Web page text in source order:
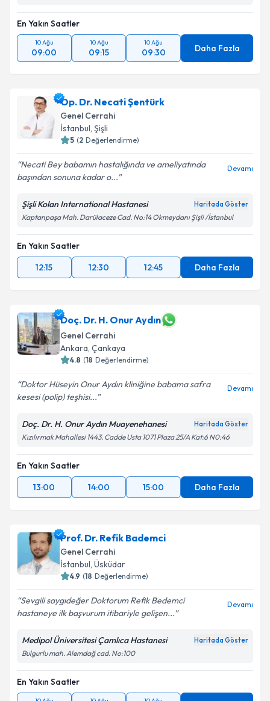
En Yakın Saatler
10 Ağu
09:00
10 Ağu
09:15
10 Ağu
09:30 Daha Fazla
Op. Dr. Necati Şentürk
Genel Cerrahi
İstanbul, Şişli
5 (2 Değerlendirme)
Necati Bey babamın hastalığında ve ameliyatında
başından sonuna kadar o...
Devamı
Şişli Kolan International Hastanesi Haritada Göster
Kaptanpaşa Mah. Darülaceze Cad. No:14 Okmeydanı Şişli /İstanbul
En Yakın Saatler
12:15
12:30 12:45 Daha Fazla
Doç. Dr. H. Onur Aydın
Genel Cerrahi
Ankara, Çankaya
4.8 (18 Değerlendirme)
Doktor Hüseyin Onur Aydın kliniğine babama safra
kesesi (polip) teşhisi...
Devamı
Doç. Dr. H. Onur Aydın Muayenehanesi Haritada Göster
Kızılırmak Mahallesi 1443. Cadde Usta 1071 Plaza 25/A Kat:6 N0:46
En Yakın Saatler
13:00
14:00 15:00 Daha Fazla
Prof. Dr. Refik Bademci
Genel Cerrahi
İstanbul, Üsküdar
4.9 (18 Değerlendirme)
Sevgili saygıdeğer Doktorum Refik Bedemci
hastaneye ilk başvurum itibariyle gelişen...
Devamı
Medipol Üniversitesi Çamlıca Hastanesi Haritada Göster
Bulgurlu mah. Alemdağ cad. No:100
En Yakın Saatler